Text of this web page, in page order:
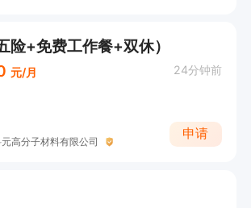
skills & collaborative
能力与团队协作意识；
thinking & logical analysis capabili
系统性逻辑分析能力；
险+免费工作餐+双休）
元/月 24分钟前
高分子材料有限公司
申请